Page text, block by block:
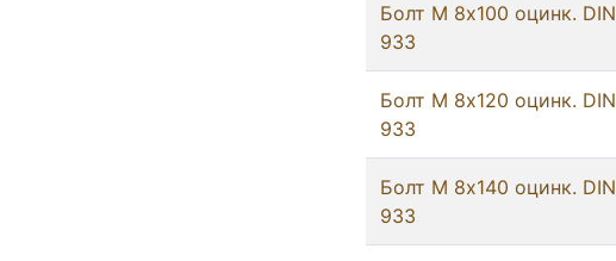
Болт М 8х100 оцинк. DIN
933
Болт М 8х120 оцинк. DIN
933
Болт М 8х140 оцинк. DIN
933